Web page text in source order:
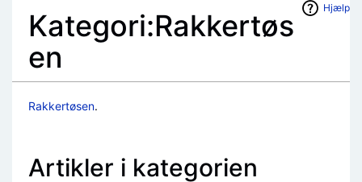
Hjælp
Kategori:Rakkertøs
en
Rakkertøsen.
Artikler i kategorien